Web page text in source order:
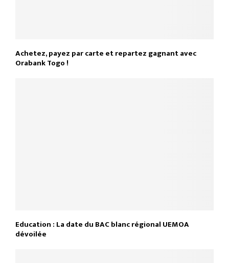
Achetez, payez par carte et repartez gagnant avec
Orabank Togo !
Education : La date du BAC blanc régional UEMOA
dévoilée